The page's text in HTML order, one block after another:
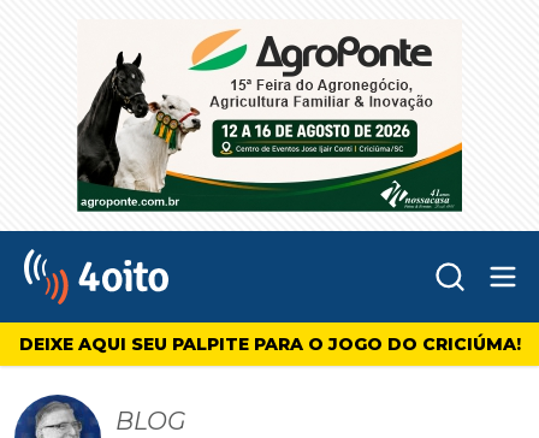
4oito
DEIXE AQUI SEU PALPITE PARA O JOGO DO CRICIÚMA!
BLOG